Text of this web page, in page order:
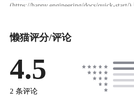
(https://happy.engineering/docs/quick-start/
懒猫微服安装 Happy Coder**
Happy Server，并自动设置好了
[image.png](https://lzc-playground-
1301583638.cos.ap-
懒猫评分/评论
4.5
2 条评论